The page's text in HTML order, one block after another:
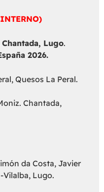
Lugo.
2026.
Quesos La Peral.
Chantada,
da Costa, Javier
Vilalba, Lugo.